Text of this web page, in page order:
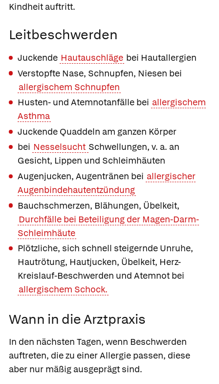
Kindheit auftritt.
Leitbeschwerden
Juckende Hautauschläge bei Hautallergien
Verstopfte Nase, Schnupfen, Niesen bei
allergischem Schnupfen
Husten- und Atemnotanfälle bei allergischem
Asthma
Juckende Quaddeln am ganzen Körper
bei Nesselsucht Schwellungen, v. a. an
Gesicht, Lippen und Schleimhäuten
Augenjucken, Augentränen bei allergischer
Augenbindehautentzündung
Bauchschmerzen, Blähungen, Übelkeit,
Durchfälle bei Beteiligung der Magen-Darm-
Schleimhäute
Plötzliche, sich schnell steigernde Unruhe,
Hautrötung, Hautjucken, Übelkeit, Herz-
Kreislauf-Beschwerden und Atemnot bei
allergischem Schock.
Wann in die Arztpraxis
In den nächsten Tagen, wenn Beschwerden
auftreten, die zu einer Allergie passen, diese
aber nur mäßig ausgeprägt sind.